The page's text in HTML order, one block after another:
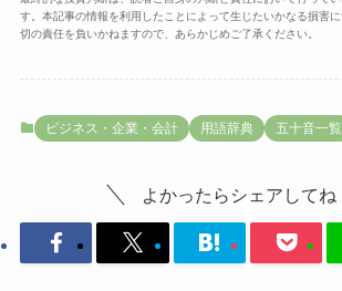
す。本記事の情報を利用したことによって生じたいかなる損害
切の責任を負いかねますので、あらかじめご了承ください。
ビジネス・企業・会計 用語辞典 五十音一覧
よかったらシェアしてね